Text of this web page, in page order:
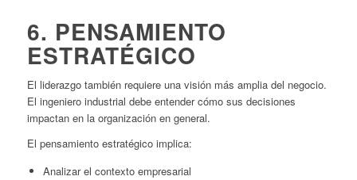
6. PENSAMIENTO
ESTRATÉGICO
El liderazgo también requiere una visión más amplia del negocio.
El ingeniero industrial debe entender cómo sus decisiones
impactan en la organización en general.
El pensamiento estratégico implica:
Analizar el contexto empresarial